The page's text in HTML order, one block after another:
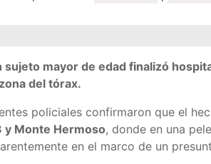
sujeto mayor de edad finalizó
del tórax.
policiales confirmaron que el
y Monte Hermoso, donde en una
en el marco de un